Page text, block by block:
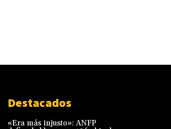
Destacados
«Era más injusto»: ANFP